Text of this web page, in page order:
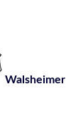
Walsheimer